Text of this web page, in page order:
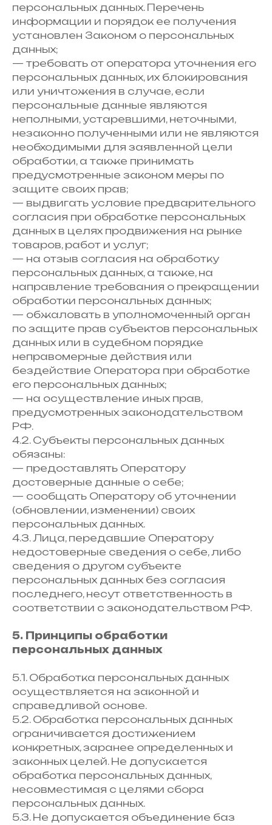
персональных данных. Перечень
информации и порядок ее получения
установлен Законом о персональных
данных;
— требовать от оператора уточнения его
персональных данных, их блокирования
или уничтожения в случае, если
персональные данные являются
неполными, устаревшими, неточными,
незаконно полученными или не являются
необходимыми для заявленной цели
обработки, а также принимать
предусмотренные законом меры по
защите своих прав;
— выдвигать условие предварительного
согласия при обработке персональных
данных в целях продвижения на рынке
товаров, работ и услуг;
— на отзыв согласия на обработку
персональных данных, а также, на
направление требования о прекращении
обработки персональных данных;
— обжаловать в уполномоченный орган
по защите прав субъектов персональных
данных или в судебном порядке
неправомерные действия или
бездействие Оператора при обработке
его персональных данных;
— на осуществление иных прав,
предусмотренных законодательством
РФ.
4.2. Субъекты персональных данных
обязаны:
— предоставлять Оператору
достоверные данные о себе;
— сообщать Оператору об уточнении
(обновлении, изменении) своих
персональных данных.
4.3. Лица, передавшие Оператору
недостоверные сведения о себе, либо
сведения о другом субъекте
персональных данных без согласия
последнего, несут ответственность в
соответствии с законодательством РФ.
5. Принципы обработки
персональных данных
5.1. Обработка персональных данных
осуществляется на законной и
справедливой основе.
5.2. Обработка персональных данных
ограничивается достижением
конкретных, заранее определенных и
законных целей. Не допускается
обработка персональных данных,
несовместимая с целями сбора
персональных данных.
5.3. Не допускается объединение баз